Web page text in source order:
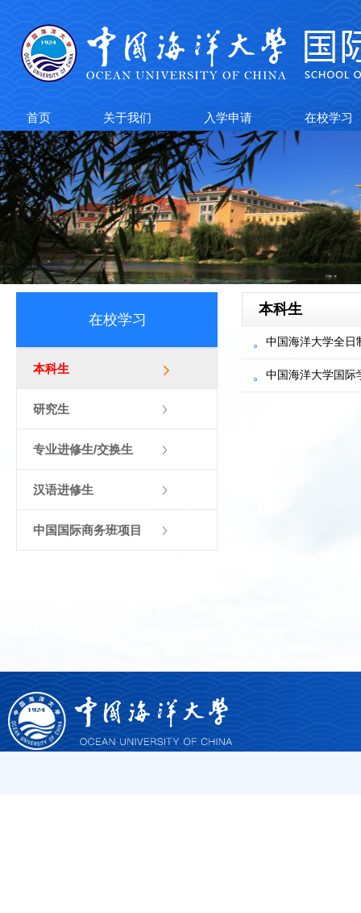
首页 关于我们 入学申请 在校学习
在校学习
本科生
研究生
专业进修生/交换生
汉语进修生
中国国际商务班项目
本科生
中国海洋大学全日
中国海洋大学国际